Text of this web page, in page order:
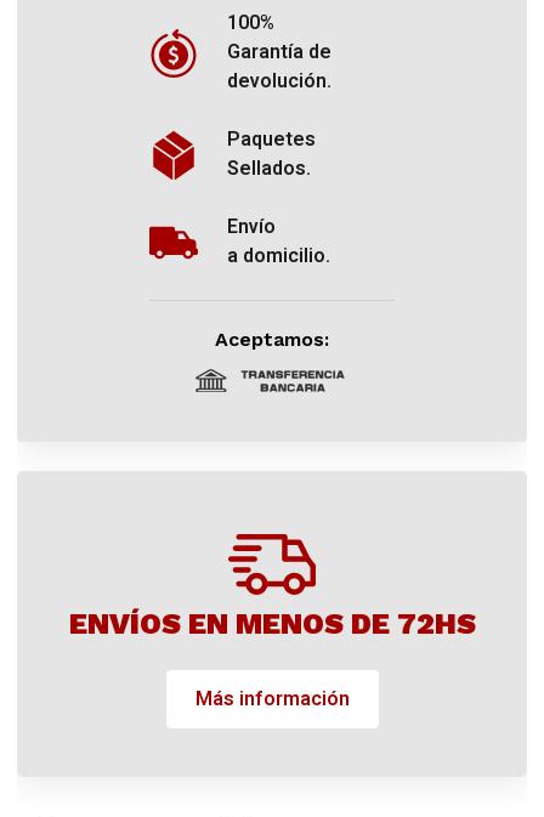
100%
Garantía de
devolución.
Paquetes
Sellados.
Envío
a domicilio.
Aceptamos:
ENVÍOS EN MENOS DE 72HS
Más información